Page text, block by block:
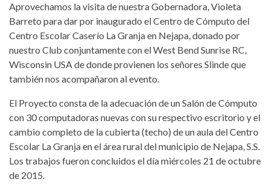
Aprovechamos la visita de nuestra Gobernadora, Violeta
Barreto para dar por inaugurado el Centro de Cómputo del
Centro Escolar Caserío La Granja en Nejapa, donado por
nuestro Club conjuntamente con el West Bend Sunrise RC,
Wisconsin USA de donde provienen los señores Slinde que
también nos acompañaron al evento.
El Proyecto consta de la adecuación de un Salón de Cómputo
con 30 computadoras nuevas con su respectivo escritorio y el
cambio completo de la cubierta (techo) de un aula del Centro
Escolar La Granja en el área rural del municipio de Nejapa, S.S.
Los trabajos fueron concluidos el día miércoles 21 de octubre
de 2015.